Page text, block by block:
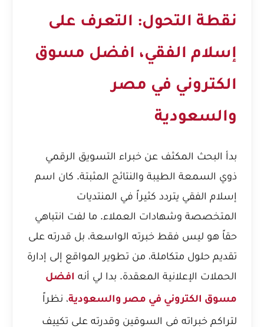
نقطة التحول: التعرف على
إسلام الفقي، افضل مسوق
الكتروني في مصر
والسعودية
بدأ البحث المكثف عن خبراء التسويق الرقمي
ذوي السمعة الطيبة والنتائج المثبتة. كان اسم
إسلام الفقي يتردد كثيراً في المنتديات
المتخصصة وشهادات العملاء. ما لفت انتباهي
حقاً هو ليس فقط خبرته الواسعة، بل قدرته على
تقديم حلول متكاملة، من تطوير المواقع إلى إدارة
الحملات الإعلانية المعقدة. بدا لي أنه افضل
مسوق الكتروني في مصر والسعودية، نظراً
لتراكم خبراته في السوقين وقدرته على تكييف